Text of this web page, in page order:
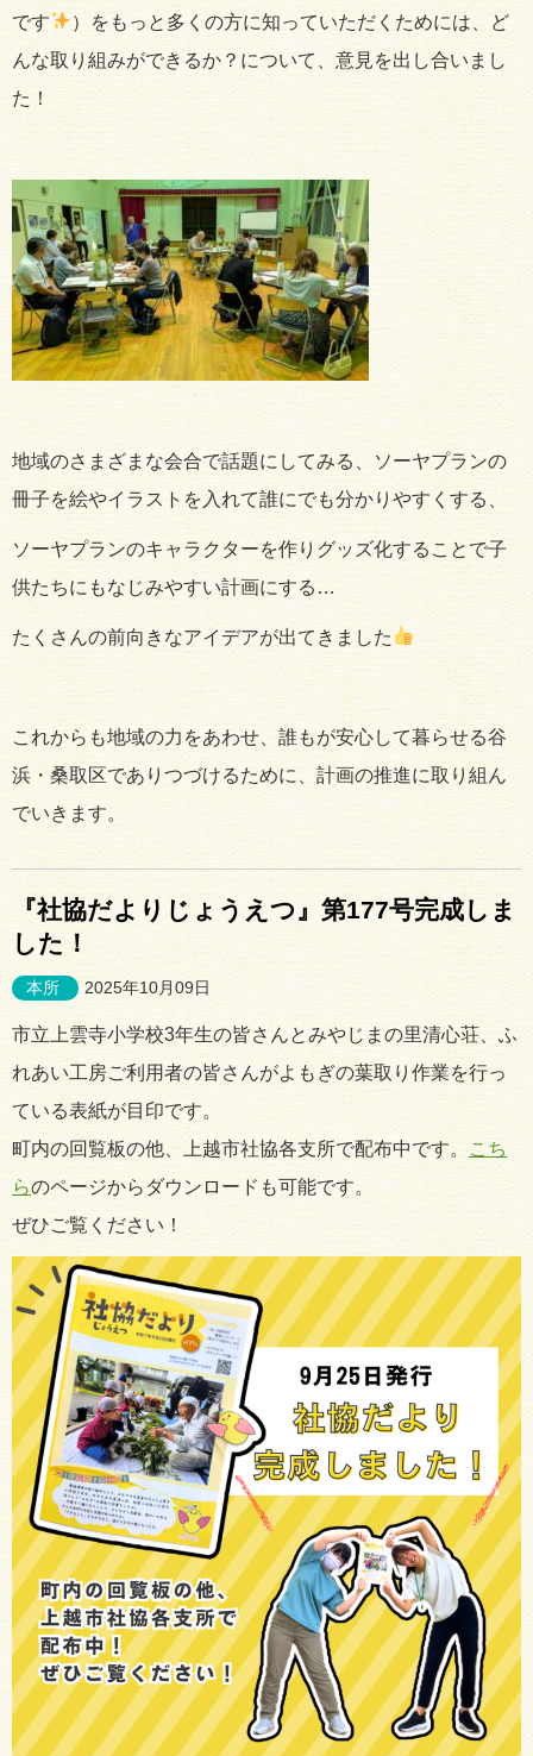
です
）をもっと多くの方に知っていただくためには、ど
んな取り組みができるか？について、意見を出し合いまし
た！
地域のさまざまな会合で話題にしてみる、ソーヤプランの
冊子を絵やイラストを入れて誰にでも分かりやすくする、
ソーヤプランのキャラクターを作りグッズ化することで子
供たちにもなじみやすい計画にする…
たくさんの前向きなアイデアが出てきました
これからも地域の力をあわせ、誰もが安心して暮らせる谷
浜・桑取区でありつづけるために、計画の推進に取り組ん
でいきます。
『社協だよりじょうえつ』第177号完成しま
した！
本所 2025年10月09日
市立上雲寺小学校3年生の皆さんとみやじまの里清心荘、ふ
れあい工房ご利用者の皆さんがよもぎの葉取り作業を行っ
ている表紙が目印です。
町内の回覧板の他、上越市社協各支所で配布中です。
こち
らのページからダウンロードも可能です。
ぜひご覧ください！